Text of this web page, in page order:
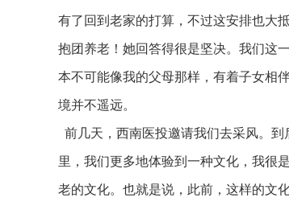
有了回到老家的打算，不过这安排也大
抱团养老！她回答得很是坚决。我们这
本不可能像我的父母那样，有着子女相
境并不遥远。
前几天，西南医投邀请我们去采风。
里，我们更多地体验到一种文化，我很
老的文化。也就是说，此前，这样的文